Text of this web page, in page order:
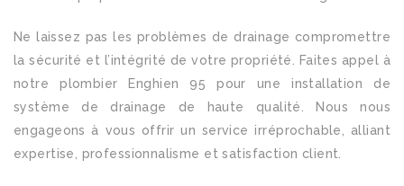
Ne laissez pas les problèmes de drainage compromettre
la sécurité et l’intégrité de votre propriété. Faites appel à
notre plombier Enghien 95 pour une installation de
système de drainage de haute qualité. Nous nous
engageons à vous offrir un service irréprochable, alliant
expertise, professionnalisme et satisfaction client.